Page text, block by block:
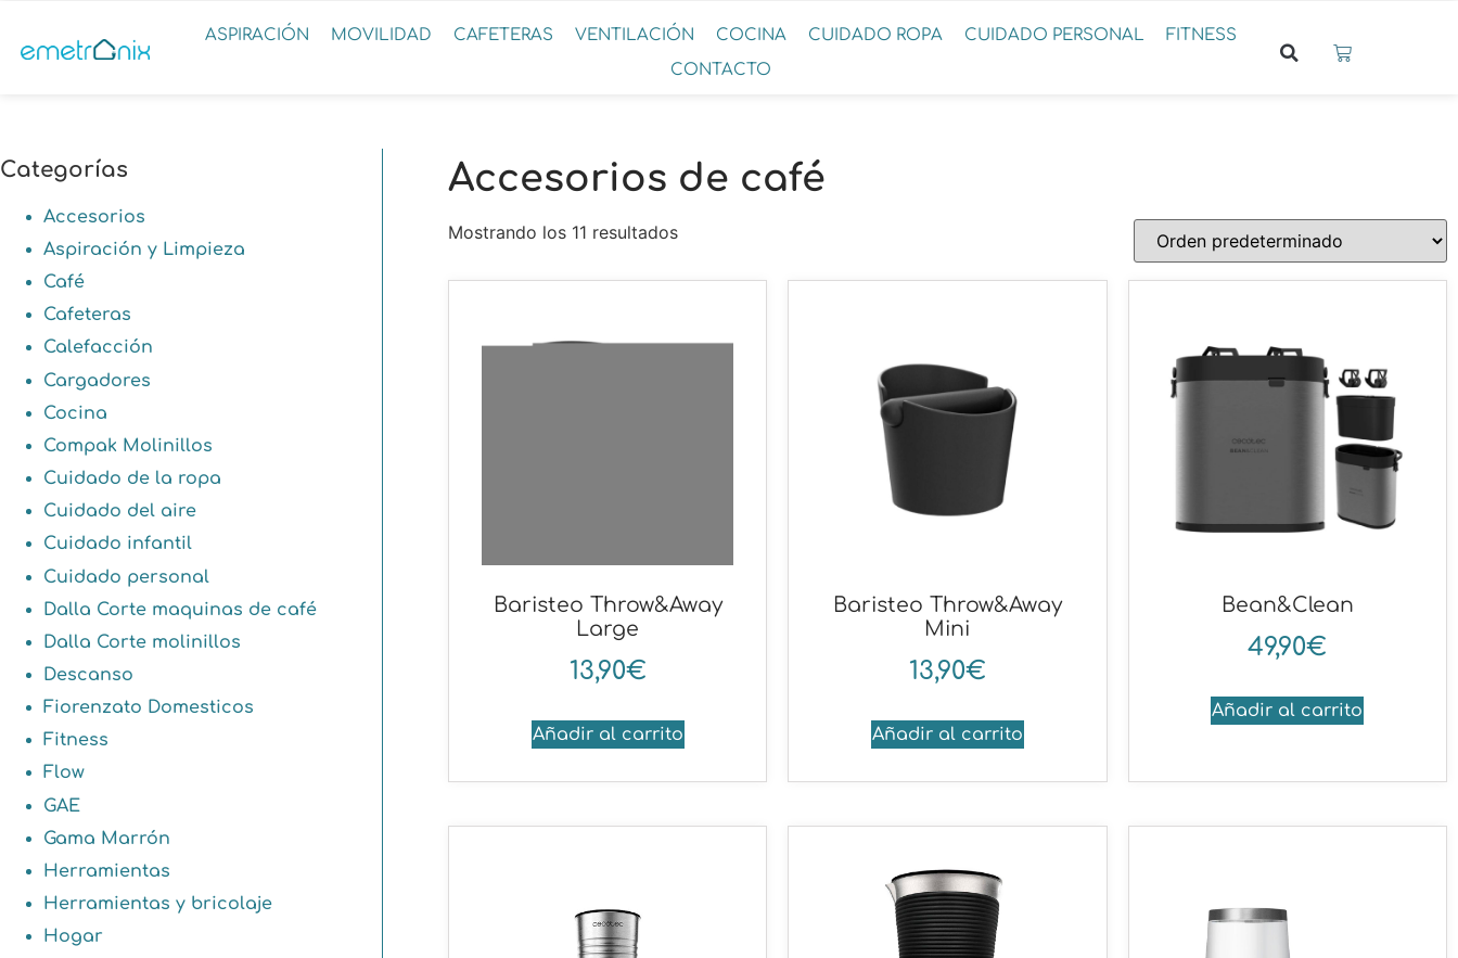
ASPIRACIÓN MOVILIDAD CAFETERAS VENTILACIÓN COCINA CUIDADO ROPA CUIDADO PERSONAL
FITNESS
CONTACTO
Categorías
Accesorios
Aspiración y Limpieza
Café
Cafeteras
Calefacción
Cargadores
Cocina
Compak Molinillos
Cuidado de la ropa
Cuidado del aire
Cuidado infantil
Cuidado personal
Dalla Corte maquinas de café
Dalla Corte molinillos
Descanso
Fiorenzato Domesticos
Fitness
Flow
GAE
Gama Marrón
Herramientas
Herramientas y bricolaje
Hogar
Accesorios de café
Mostrando los 11 resultados
Baristeo Throw&Away
Large
13,90€
Añadir al carrito
Baristeo Throw&Away
Mini
13,90€
Añadir al carrito
Bean&Clean
49,90€
Añadir al carrito